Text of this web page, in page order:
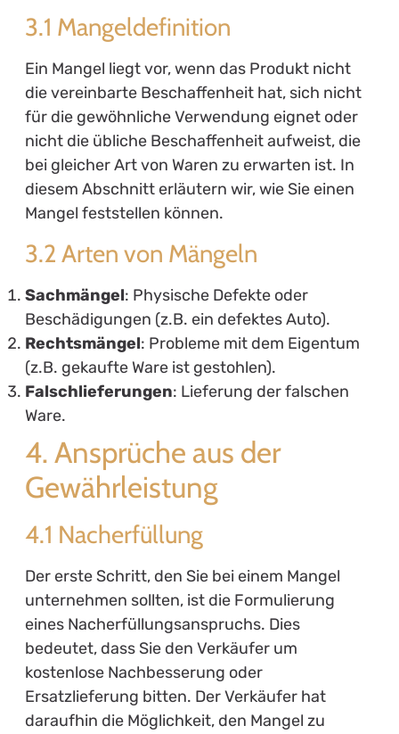
3.1 Mangeldefinition
Ein Mangel liegt vor, wenn das Produkt nicht
die vereinbarte Beschaffenheit hat, sich nicht
für die gewöhnliche Verwendung eignet oder
nicht die übliche Beschaffenheit aufweist, die
bei gleicher Art von Waren zu erwarten ist. In
diesem Abschnitt erläutern wir, wie Sie einen
Mangel feststellen können.
3.2 Arten von Mängeln
Sachmängel: Physische Defekte oder
Beschädigungen (z.B. ein defektes Auto).
Rechtsmängel: Probleme mit dem Eigentum
(z.B. gekaufte Ware ist gestohlen).
Falschlieferungen: Lieferung der falschen
Ware.
4. Ansprüche aus der
Gewährleistung
4.1 Nacherfüllung
Der erste Schritt, den Sie bei einem Mangel
unternehmen sollten, ist die Formulierung
eines Nacherfüllungsanspruchs. Dies
bedeutet, dass Sie den Verkäufer um
kostenlose Nachbesserung oder
Ersatzlieferung bitten. Der Verkäufer hat
daraufhin die Möglichkeit, den Mangel zu